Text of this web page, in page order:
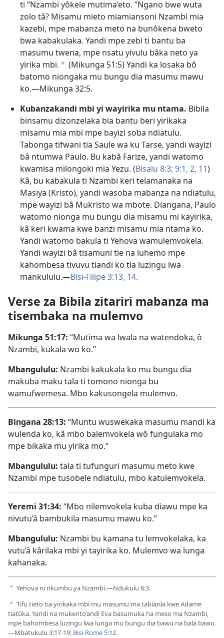
ti “Nzambi yôkele mutima’eto. ”Ngano bwe wuta
zolo tâ? Misamu mieto miamiansoni Nzambi mia
kazebi, mpe mabanza meto na bunôkena bweto
bwa kabakulaka. Yandi mpe zebi ti bantu ba
masumu twena, mpe nsatu yivulu bâka neto ya
yirika mbi. b (Mikunga 51:5) Yandi ka losaka bô
batomo niongaka mu bungu dia masumu mawu
ko.​—Mikunga 32:5.
Kubanzakandi mbi yi wayirika mu ntama. Bibila
binsamu dizonzelaka bia bantu beri yirikaka
misamu mia mbi mpe bayizi soba ndiatulu.
Tabonga tifwani tia Saule wa ku Tarse, yandi wayizi
bâ ntumwa Paulo. Bu kabâ Farize, yandi watomo
kwamisa milongoki mia Yezu. (Bisalu 8:3; 9:1, 2, 11)
Kâ, bu kabakula ti Nzambi keri telamanaka na
Masiya (Kristo), yandi wasoba mabanza na ndiatulu,
mpe wayizi bâ Mukristo wa mbote. Diangana, Paulo
watomo nionga mu bungu dia misamu mi kayirika,
kâ keri kwama kwe banzi misamu mia ntama ko.
Yandi watomo bakula ti Yehova wamulemvokela.
Yandi wayizi bâ tisamuni tie na luhemo mpe
kahombesa tivuvu tiandi ko tia luzingu lwa
mankululu.​—Bisi-Filipe 3:13, 14.
Verse za Bibila zitariri mabanza ma
tisembaka na mulemvo
Mikunga 51:17: “Mutima wa lwala na watendoka, ô
Nzambi, kukala wo ko.”
Mbangululu: Nzambi kakukala ko mu bungu dia
makuba maku tala ti tomono nionga bu
wamufwemesa. Mbo kakusongela mulemvo.
Bingana 28:13: “Muntu wuswekaka masumu mandi ka
wulenda ko, kâ mbo balemvokela wô fungulaka mo
mpe bikaka mu yirika mo.”
Mbangululu: tala ti tufunguri masumu meto kwe
Nzambi mpe tusobele ndiatulu, mbo katulemvokela.
Yeremi 31:34: “Mbo nilemvokela kuba diawu mpe ka
nivutu’â bambukila masumu mawu ko.”
Mbangululu: Nzambi bu kamana tu lemvokelaka, ka
vutu’â kârilaka mbi yi tayirika ko. Mulemvo wa lunga
kahanaka.
a Yehova ni nkumbu ya Nzambi.—Ndukulu 6:3.
b Tifu tieto tia yirikaka mbi mu masumu ma tabiarila kwe Adame
tiatûka. Yandi na mukento’andi Eva basumuka ha meso ma Nzambi,
mpe bahombesa luzingu lwa lunga mu bungu dia bawu na bala bawu.
—Mbatukulu 3:17-19; Bisi-Rome 5:12.